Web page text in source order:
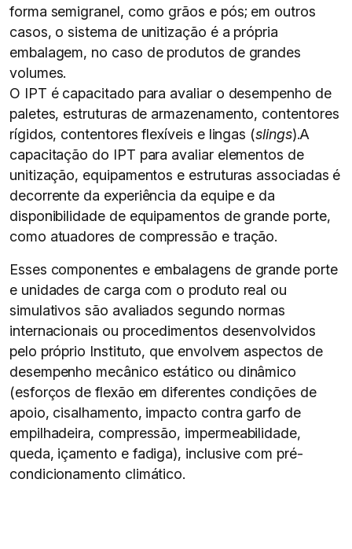
forma semigranel, como grãos e pós; em outros
casos, o sistema de unitização é a própria
embalagem, no caso de produtos de grandes
volumes.
O IPT é capacitado para avaliar o desempenho de
paletes, estruturas de armazenamento, contentores
rígidos, contentores flexíveis e lingas (slings).A
capacitação do IPT para avaliar elementos de
unitização, equipamentos e estruturas associadas é
decorrente da experiência da equipe e da
disponibilidade de equipamentos de grande porte,
como atuadores de compressão e tração.
Esses componentes e embalagens de grande porte
e unidades de carga com o produto real ou
simulativos são avaliados segundo normas
internacionais ou procedimentos desenvolvidos
pelo próprio Instituto, que envolvem aspectos de
desempenho mecânico estático ou dinâmico
(esforços de flexão em diferentes condições de
apoio, cisalhamento, impacto contra garfo de
empilhadeira, compressão, impermeabilidade,
queda, içamento e fadiga), inclusive com pré-
condicionamento climático.